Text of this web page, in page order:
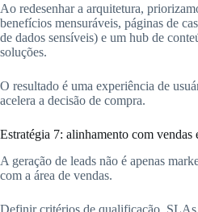
Ao redesenhar a arquitetura,
benefícios mensuráveis, páginas de
de dados sensíveis) e um hub de
soluções.
O resultado é uma experiência de
acelera a decisão de compra.
Estratégia 7: alinhamento com vendas
A geração de leads não é apenas
com a área de vendas.
Definir critérios de qualificação,